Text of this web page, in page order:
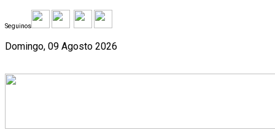
Seguinos
Domingo, 09 Agosto 2026